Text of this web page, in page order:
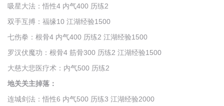
吸星大法：悟性4 内气400 历练2
双手互搏：福缘10 江湖经验1500
七伤拳：根骨4 内气400 历练2 江湖经验1500
罗汉伏魔功：根骨4 筋骨300 历练2 江湖经验1500
大慈大悲医疗术：内气500 历练2
地关关主掉落：
连城剑法：悟性6 内气500 历练3 江湖经验2000